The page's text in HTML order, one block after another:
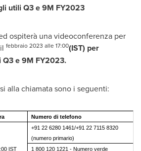
utili Q3 e9M FY2023
ospiterà una videoconferenza per
febbraio 2023 alle 17:00(IST) per
Q3 e9M FY2023.
alla chiamata sono i seguenti:
Numero di telefono
IST
+91 22 6280 1461/+91 22 7115 8320
(numero primario)
1 800 120 1221 - Numero verde